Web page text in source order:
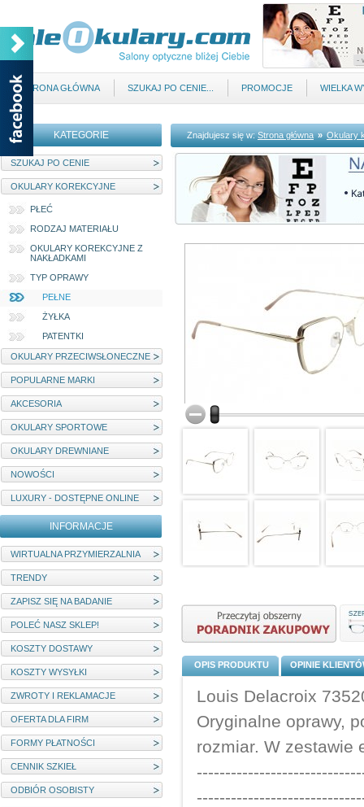
STRONA GŁÓWNA SZUKAJ PO CENIE... PROMOCJE WIELKA
KATEGORIE
SZUKAJ PO CENIE
OKULARY KOREKCYJNE
PŁEĆ
RODZAJ MATERIAŁU
OKULARY KOREKCYJNE Z
NAKŁADKAMI
TYP OPRAWY
PEŁNE
ŻYŁKA
PATENTKI
OKULARY PRZECIWSŁONECZNE
POPULARNE MARKI
AKCESORIA
OKULARY SPORTOWE
OKULARY DREWNIANE
NOWOŚCI
LUXURY - DOSTĘPNE ONLINE
INFORMACJE
WIRTUALNA PRZYMIERZALNIA
TRENDY
ZAPISZ SIĘ NA BADANIE
POLEĆ NASZ SKLEP!
KOSZTY DOSTAWY
KOSZTY WYSYŁKI
ZWROTY I REKLAMACJE
OFERTA DLA FIRM
FORMY PŁATNOŚCI
CENNIK SZKIEŁ
ODBIÓR OSOBISTY
Znajdujesz się w:Strona główna » Okulary
OPIS PRODUKTU OPINIE
Louis Delacroix
Oryginalne oprawy,
rozmiar. W zestawie